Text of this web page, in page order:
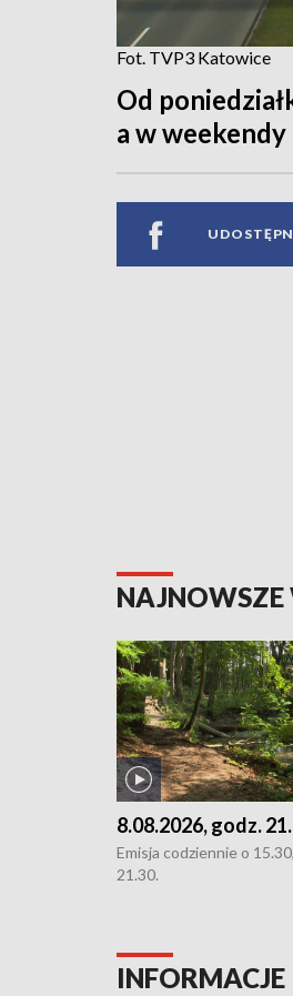
Fot. TVP3 Katowice
Od
a w weekendy
8.08.2026, godz.
Emisja codziennie o
21.30.
INFORMACJE